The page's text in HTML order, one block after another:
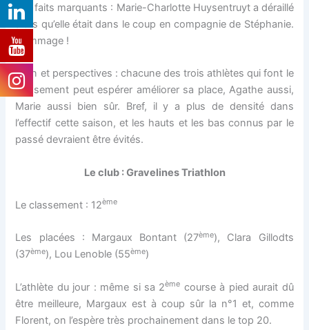
Les faits marquants : Marie-Charlotte Huysentruyt a déraillé
alors qu’elle était dans le coup en compagnie de Stéphanie.
Dommage !
Bilan et perspectives : chacune des trois athlètes qui font le
classement peut espérer améliorer sa place, Agathe aussi,
Marie aussi bien sûr. Bref, il y a plus de densité dans
l’effectif cette saison, et les hauts et les bas connus par le
passé devraient être évités.
Le club : Gravelines Triathlon
Le classement : 12ème
Les placées : Margaux Bontant (27ème), Clara Gillodts
(37ème), Lou Lenoble (55ème)
L’athlète du jour : même si sa 2ème course à pied aurait dû
être meilleure, Margaux est à coup sûr la n°1 et, comme
Florent, on l’espère très prochainement dans le top 20.